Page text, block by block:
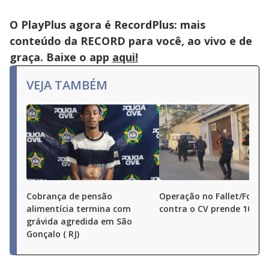
O PlayPlus agora é RecordPlus: mais
conteúdo da RECORD para você, ao vivo e de
graça. Baixe o app aqui!
VEJA TAMBÉM
Cobrança de pensão
alimentícia termina com
grávida agredida em São
Gonçalo ( RJ)
Operação no Fallet/
contra o CV prende 10